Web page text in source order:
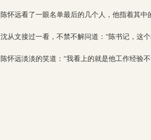
陈怀远看了一眼名单最后的几个人，他指着其
沈从文接过一看，不禁不解问道：“陈书记，这
陈怀远淡淡的笑道：“我看上的就是他工作经验